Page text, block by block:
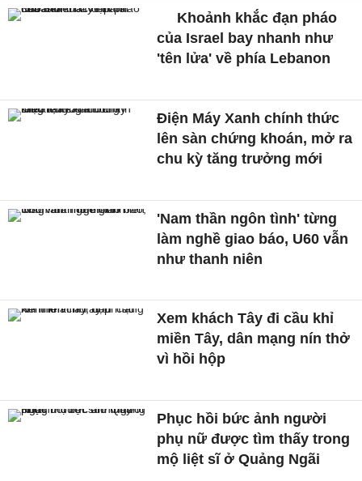
Khoảnh khắc đạn pháo
của Israel bay nhanh như
'tên lửa' về phía Lebanon
Điện Máy Xanh chính thức
lên sàn chứng khoán, mở ra
chu kỳ tăng trưởng mới
'Nam thần ngôn tình' từng
làm nghề giao báo, U60 vẫn
như thanh niên
Xem khách Tây đi cầu khỉ
miền Tây, dân mạng nín thở
vì hồi hộp
Phục hồi bức ảnh người
phụ nữ được tìm thấy trong
mộ liệt sĩ ở Quảng Ngãi